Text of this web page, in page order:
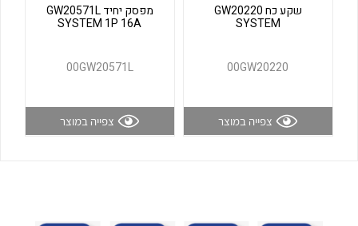
לכל מוצרי היצרן לכל מוצרי היצרן
שקע כח GW20220
SYSTEM
00GW20220
צפייה במוצר
מפסק יחיד GW20571L
SYSTEM 1P 16A
00GW20571L
צפייה במוצר